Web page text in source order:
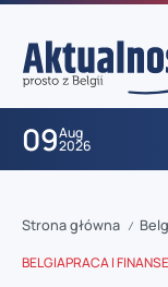
09Aug
2026
Strona główna /
BELGIAPRACA I FINANSE